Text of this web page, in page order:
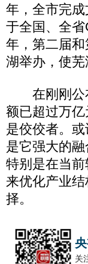
年，全市完
于全国、全
年，第二届
湖举办，使
在刚刚公布
额已超过万
是佼佼者。
是它强大的
特别是在当
来优化产业
择。
关